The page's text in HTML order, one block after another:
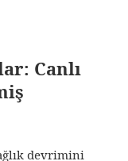
Canlı
devrimini